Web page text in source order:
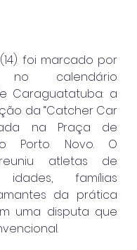
foi marcado por
no calendário
Caraguatatuba: a
da “Catcher Car
na Praça de
Porto Novo. O
atletas de
idades, famílias
da prática
uma disputa que